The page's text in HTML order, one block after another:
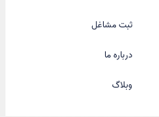
ثبت مشاغل
درباره ما
وبلاگ